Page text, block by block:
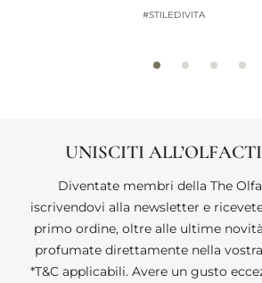
#STILEDIVITA
UNISCITI
Diventate membri della The
iscrivendovi alla newsletter e
primo ordine, oltre alle ultime
profumate direttamente nella
*T&C applicabili. Avere un gusto